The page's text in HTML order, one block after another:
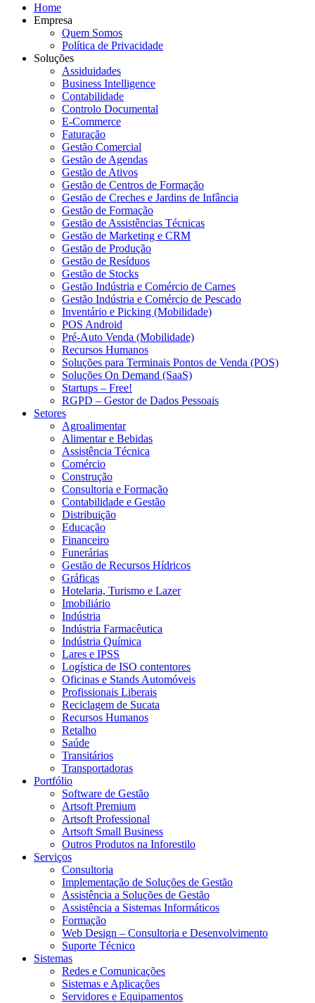
Home
Empresa
Quem Somos
Política de Privacidade
Soluções
Assiduidades
Business Intelligence
Contabilidade
Controlo Documental
E-Commerce
Faturação
Gestão Comercial
Gestão de Agendas
Gestão de Ativos
Gestão de Centros de Formação
Gestão de Creches e Jardins de Infância
Gestão de Formação
Gestão de Assistências Técnicas
Gestão de Marketing e CRM
Gestão de Produção
Gestão de Resíduos
Gestão de Stocks
Gestão Indústria e Comércio de Carnes
Gestão Indústria e Comércio de Pescado
Inventário e Picking (Mobilidade)
POS Android
Pré-Auto Venda (Mobilidade)
Recursos Humanos
Soluções para Terminais Pontos de Venda (POS)
Soluções On Demand (SaaS)
Startups – Free!
RGPD – Gestor de Dados Pessoais
Setores
Agroalimentar
Alimentar e Bebidas
Assistência Técnica
Comércio
Construção
Consultoria e Formação
Contabilidade e Gestão
Distribuição
Educação
Financeiro
Funerárias
Gestão de Recursos Hídricos
Gráficas
Hotelaria, Turismo e Lazer
Imobiliário
Indústria
Indústria Farmacêutica
Indústria Química
Lares e IPSS
Logística de ISO contentores
Oficinas e Stands Automóveis
Profissionais Liberais
Reciclagem de Sucata
Recursos Humanos
Retalho
Saúde
Transitários
Transportadoras
Portfólio
Software de Gestão
Artsoft Premium
Artsoft Professional
Artsoft Small Business
Outros Produtos na Inforestilo
Serviços
Consultoria
Implementação de Soluções de Gestão
Assistência a Soluções de Gestão
Assistência a Sistemas Informáticos
Formação
Web Design – Consultoria e Desenvolvimento
Suporte Técnico
Sistemas
Redes e Comunicações
Sistemas e Aplicações
Servidores e Equipamentos